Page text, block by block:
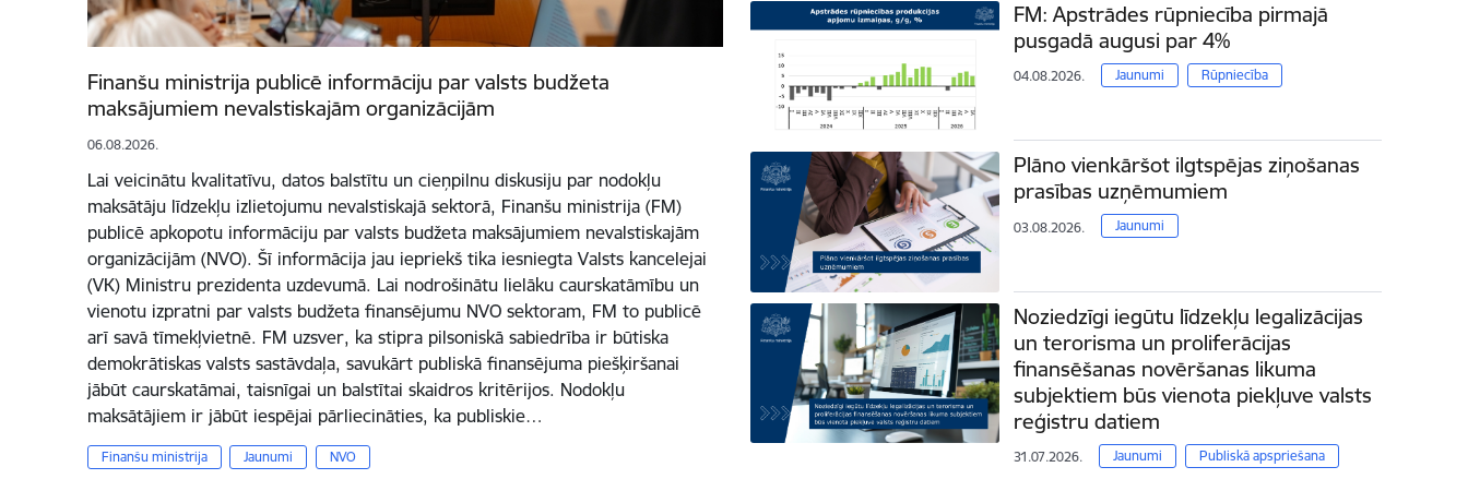
Finanšu ministrija publicē informāciju par valsts budžeta
maksājumiem nevalstiskajām organizācijām
06.08.2026.
Lai veicinātu kvalitatīvu, datos balstītu un cieņpilnu diskusiju par nodokļu
maksātāju līdzekļu izlietojumu nevalstiskajā sektorā, Finanšu ministrija (FM)
publicē apkopotu informāciju par valsts budžeta maksājumiem nevalstiskajām
organizācijām (NVO). Šī informācija jau iepriekš tika iesniegta Valsts kancelejai
(VK) Ministru prezidenta uzdevumā. Lai nodrošinātu lielāku caurskatāmību un
vienotu izpratni par valsts budžeta finansējumu NVO sektoram, FM to publicē
arī savā tīmekļvietnē. FM uzsver, ka stipra pilsoniskā sabiedrība ir būtiska
demokrātiskas valsts sastāvdaļa, savukārt publiskā finansējuma piešķiršanai
jābūt caurskatāmai, taisnīgai un balstītai skaidros kritērijos. Nodokļu
maksātājiem ir jābūt iespējai pārliecināties, ka publiskie…
Finanšu ministrija Jaunumi NVO
FM: Apstrādes rūpniecība pirmajā
pusgadā augusi par 4%
04.08.2026. Jaunumi Rūpniecība
Plāno vienkāršot ilgtspējas ziņošanas
prasības uzņēmumiem
03.08.2026. Jaunumi
Noziedzīgi iegūtu līdzekļu legalizācijas
un terorisma un proliferācijas
finansēšanas novēršanas likuma
subjektiem būs vienota piekļuve valsts
reģistru datiem
31.07.2026. Jaunumi Publiskā apspriešana